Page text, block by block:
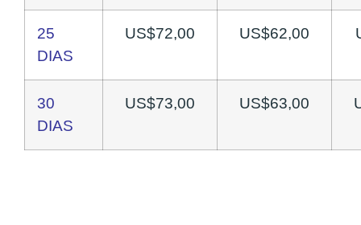
25
DIAS
US$72,00 US$62,00
30
DIAS
US$73,00 US$63,00